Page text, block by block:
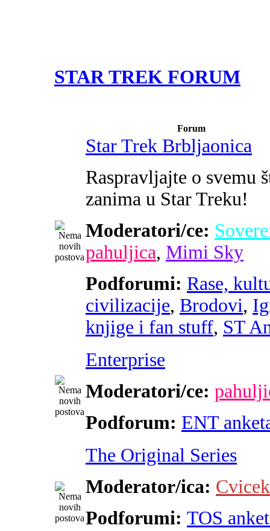
STAR TREK FORUM
Forum
Star Trek Brbljaonica
Raspravljajte o svemu
zanima u Star Treku!
Moderatori/ce:
pahuljica, Mimi Sky
Podforumi: Rase,
civilizacije, Brodovi,
knjige i fan stuff, ST
Enterprise
Moderatori/ce:
Podforum: ENT
The Original Series
Moderator/ica: Cvicek
Podforumi: TOS